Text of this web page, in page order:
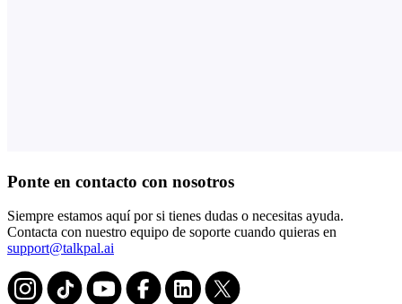
Ponte en contacto con nosotros
Siempre estamos aquí por si tienes dudas o necesitas ayuda.
Contacta con nuestro equipo de soporte cuando quieras en
support@talkpal.ai